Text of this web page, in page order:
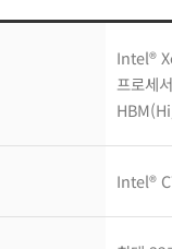
Intel®
프로세
Intel®